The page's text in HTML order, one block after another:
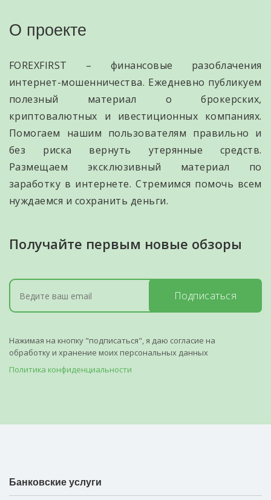
О проекте
FOREXFIRST – финансовые разоблачения
интернет-мошенничества. Ежедневно публикуем
полезный материал о брокерских,
криптовалютных и ивестиционных компаниях.
Помогаем нашим пользователям правильно и
без риска вернуть утерянные средств.
Размещаем эксклюзивный материал по
заработку в интернете. Стремимся помочь всем
нуждаемся и сохранить деньги.
Получайте первым новые обзоры
Подписаться
Нажимая на кнопку "подписаться", я даю согласие на
обработку и хранение моих персональных данных
Политика конфиденциальности
Банковские услуги